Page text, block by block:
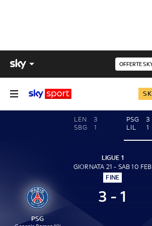
OFFERTE
LEN
3
SBG
1
PSG
3
LIL
1
LIGUE 1
GIORNATA 21 - SAB 10 FEB
FINE
PSG
3 - 1